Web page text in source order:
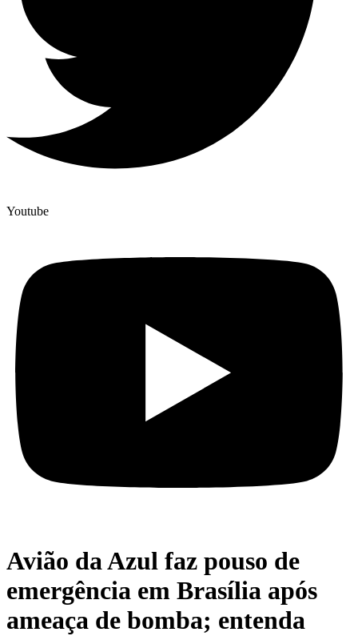
Youtube
Avião da Azul faz pouso de
emergência em Brasília após
ameaça de bomba; entenda